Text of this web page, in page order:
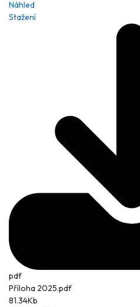
Náhled
Stažení
pdf
Příloha 2025.pdf
81.34Kb